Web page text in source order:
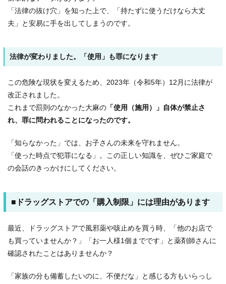
「法律の抜け穴」を知った上で、「持たずに使うだけなら大丈
夫」と安易に手を出してしまうのです。
法律が変わりました。「使用」も罪になります
この危険な現状を変えるため、2023年（令和5年）12月に法律が
改正されました。
これまで罰則のなかった大麻の 「使用（施用）」自体が禁止さ
れ、罪に問われることになったのです。
「知らなかった」では、お子さんの未来を守れません。
「使った時点で犯罪になる」。この正しい知識を、ぜひご家庭で
の会話のきっかけにしてください。
■ドラッグストアでの「購入制限」には理由があります
最近、ドラッグストアで風邪薬や咳止めを買う時、「他のお店で
も買っていませんか？」「お一人様1個までです」と薬剤師さんに
確認されたことはありませんか？
「家族の分も備蓄したいのに、不便だな」と感じる方もいらっし